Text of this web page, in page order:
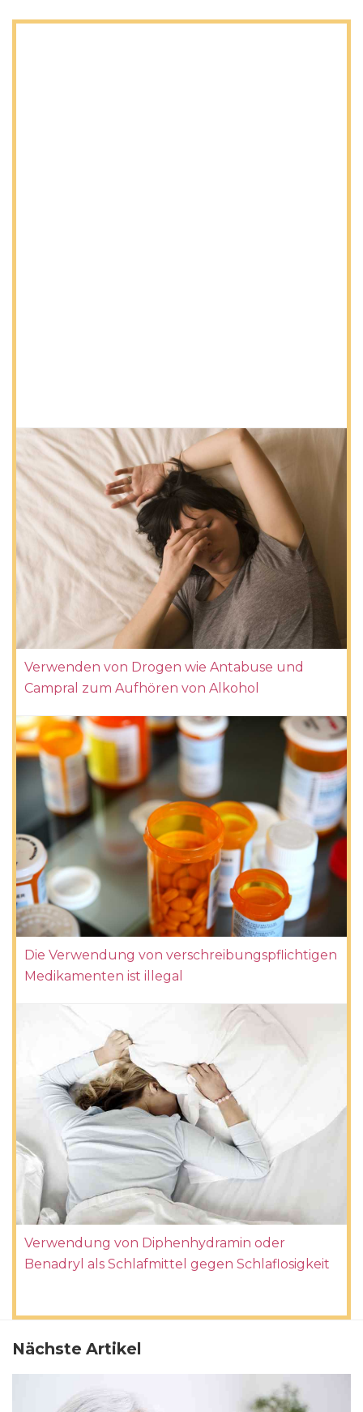
Verwenden von Drogen wie Antabuse und
Campral zum Aufhören von Alkohol
Die Verwendung von verschreibungspflichtigen
Medikamenten ist illegal
Verwendung von Diphenhydramin oder
Benadryl als Schlafmittel gegen Schlaflosigkeit
Nächste Artikel